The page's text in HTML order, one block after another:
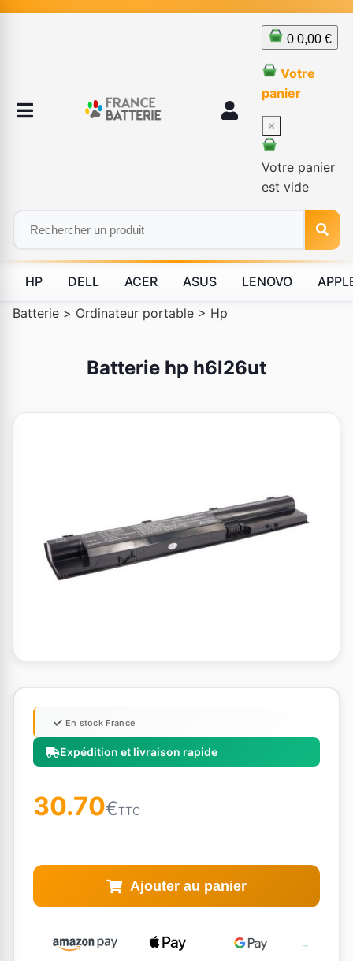
0 0,00 €
Votre
panier
×
Votre panier
est vide
HP DELL ACER ASUS LENOVO
Batterie > Ordinateur portable > Hp
Batterie hp h6l26ut
Expédition et livraison rapide
En stock France
30.70€TTC
Ajouter au panier